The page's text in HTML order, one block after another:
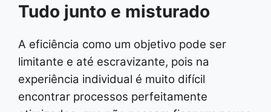
Tudo junto e misturado
A eficiência como um objetivo pode ser
limitante e até escravizante, pois na
experiência individual é muito difícil
encontrar processos perfeitamente